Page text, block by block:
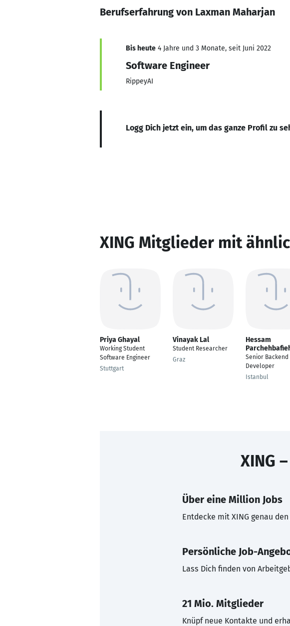
Berufserfahrung von Laxman Maharjan
Bis heute 4 Jahre und 3 Monate, seit Juni 2022
Software Engineer
RippeyAI
Logg Dich jetzt ein, um das ganze Profil zu
XING Mitglieder mit
Priya Ghayal
Working Student
Software Engineer
Stuttgart
Vinayak Lal
Student Researcher
Graz
Hessam
Senior Backend
Developer
Istanbul
XING
Über eine Million Jobs
Entdecke mit XING genau
Persönliche Job-
Lass Dich finden von
21 Mio. Mitglieder
Knüpf neue Kontakte und